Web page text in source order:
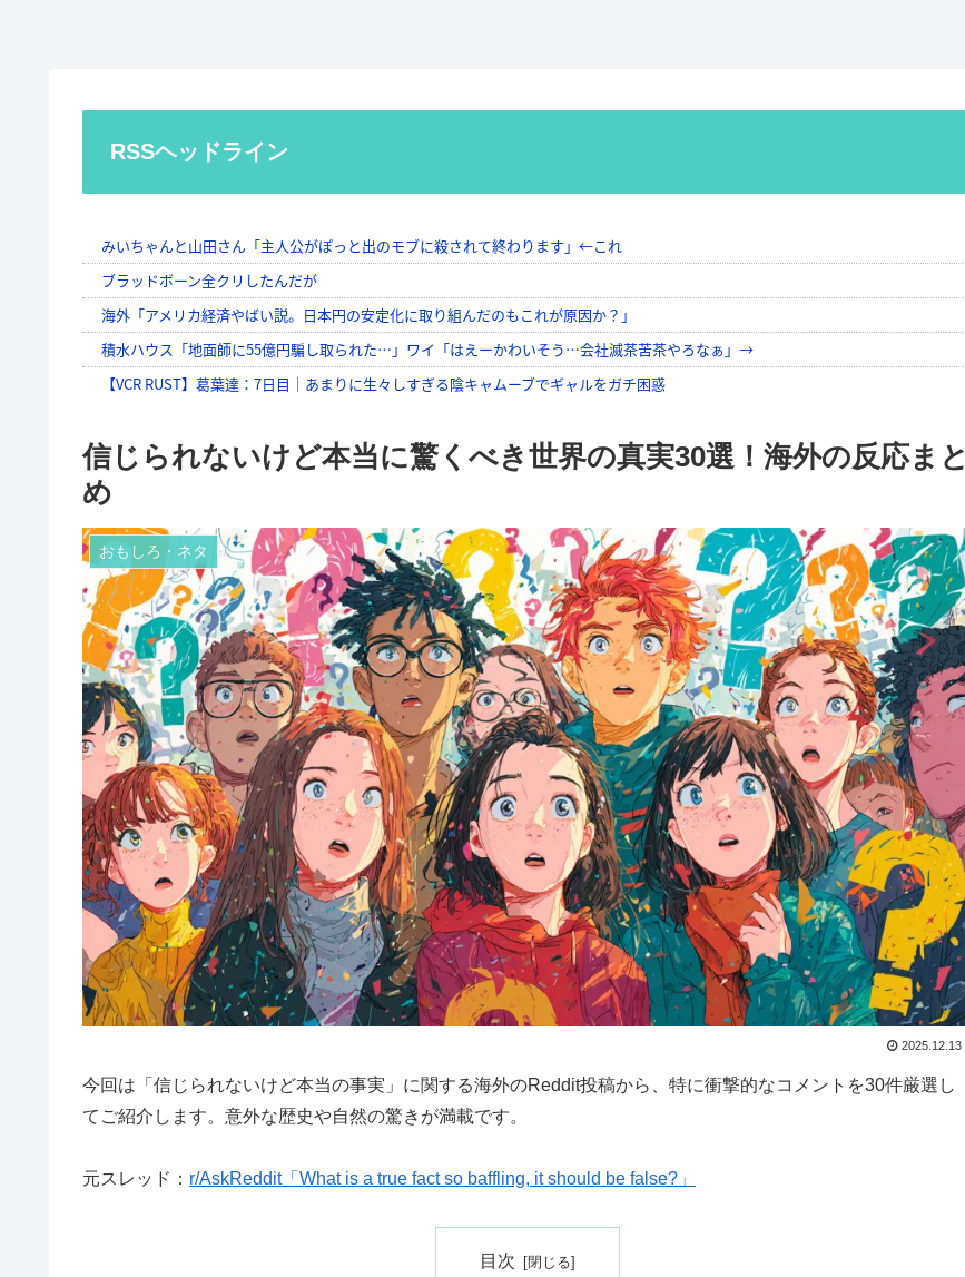
RSSヘッドライン
信じられないけど本当に驚くべき世界の真実30選！海外の反応まと
め
おもしろ・ネタ
2025.12.13
今回は「信じられないけど本当の事実」に関する海外のReddit投稿から、特に衝撃的なコメントを30件厳選し
てご紹介します。意外な歴史や自然の驚きが満載です。
元スレッド： r/AskReddit「What is a true fact so baffling, it should be false?」
目次